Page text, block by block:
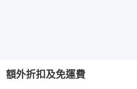
額外折扣及免運費